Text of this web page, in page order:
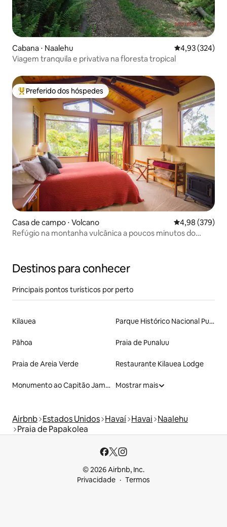
Cabana ⋅ Naalehu 4,93 de uma
4,93 (324)
Viagem tranquila e privativa na floresta tropical
Entre os melhores preferidos dos hóspedes
Preferido dos hóspedes
Casa de campo ⋅ Volcano 4,98 de uma
4,98 (379)
Refúgio na montanha vulcânica a poucos minutos do
Destinos para conhecer
Principais pontos turísticos por perto
Kilauea Parque Histórico Nacional Puʻuhonua o Hōnaunau
Pāhoa Praia de Punaluu
Praia de Areia Verde Restaurante Kilauea Lodge
Monumento ao Capitão James Cook Mostrar mais
Airbnb Estados Unidos Havaí Havai Naalehu
Praia de Papakolea
© 2026 Airbnb, Inc.
Privacidade
Termos